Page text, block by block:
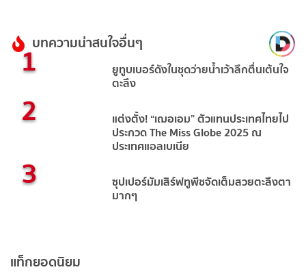
บทความน่าสนใจอื่นๆ
1 ยูทูบเบอร์ดังในชุดว่ายน้ำเว้าลึกตื่นเต้นใจ
ตะลึง
2 แต่งตั้ง! “เฌอเอม” ตัวแทนประเทศไทยไป
ประกวด The Miss Globe 2025 ณ
ประเทศแอลเบเนีย
3 ซุปเปอร์มัมเสิร์ฟทูพีชจัดเต็มสวยตะลึงตา
มากๆ
แท็กยอดนิยม